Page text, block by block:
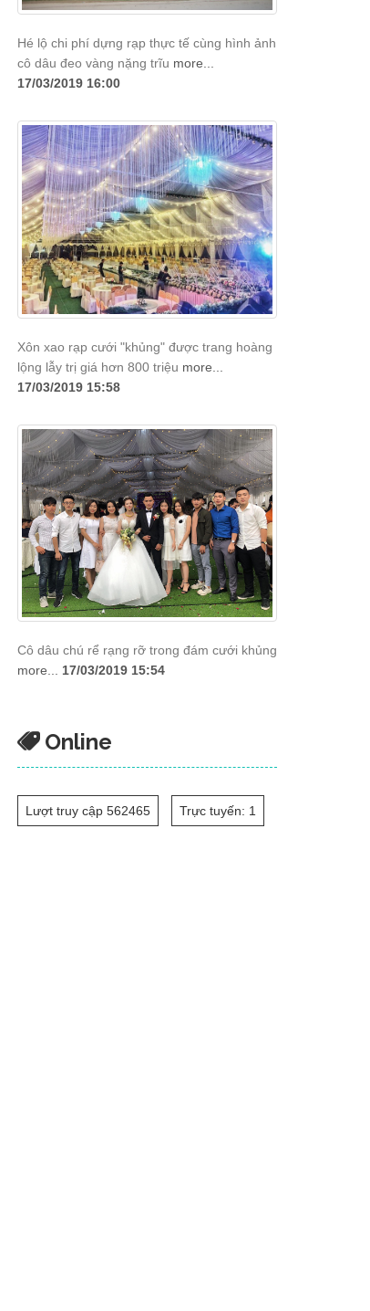
Hé lộ chi phí dựng rạp thực tế cùng hình ảnh
cô dâu đeo vàng nặng trĩu more...
17/03/2019 16:00
Xôn xao rạp cưới "khủng" được trang hoàng
lộng lẫy trị giá hơn 800 triệu more...
17/03/2019 15:58
Cô dâu chú rể rạng rỡ trong đám cưới khủng
more...
17/03/2019 15:54
Online
Lượt truy cập 562465 Trực tuyến: 1